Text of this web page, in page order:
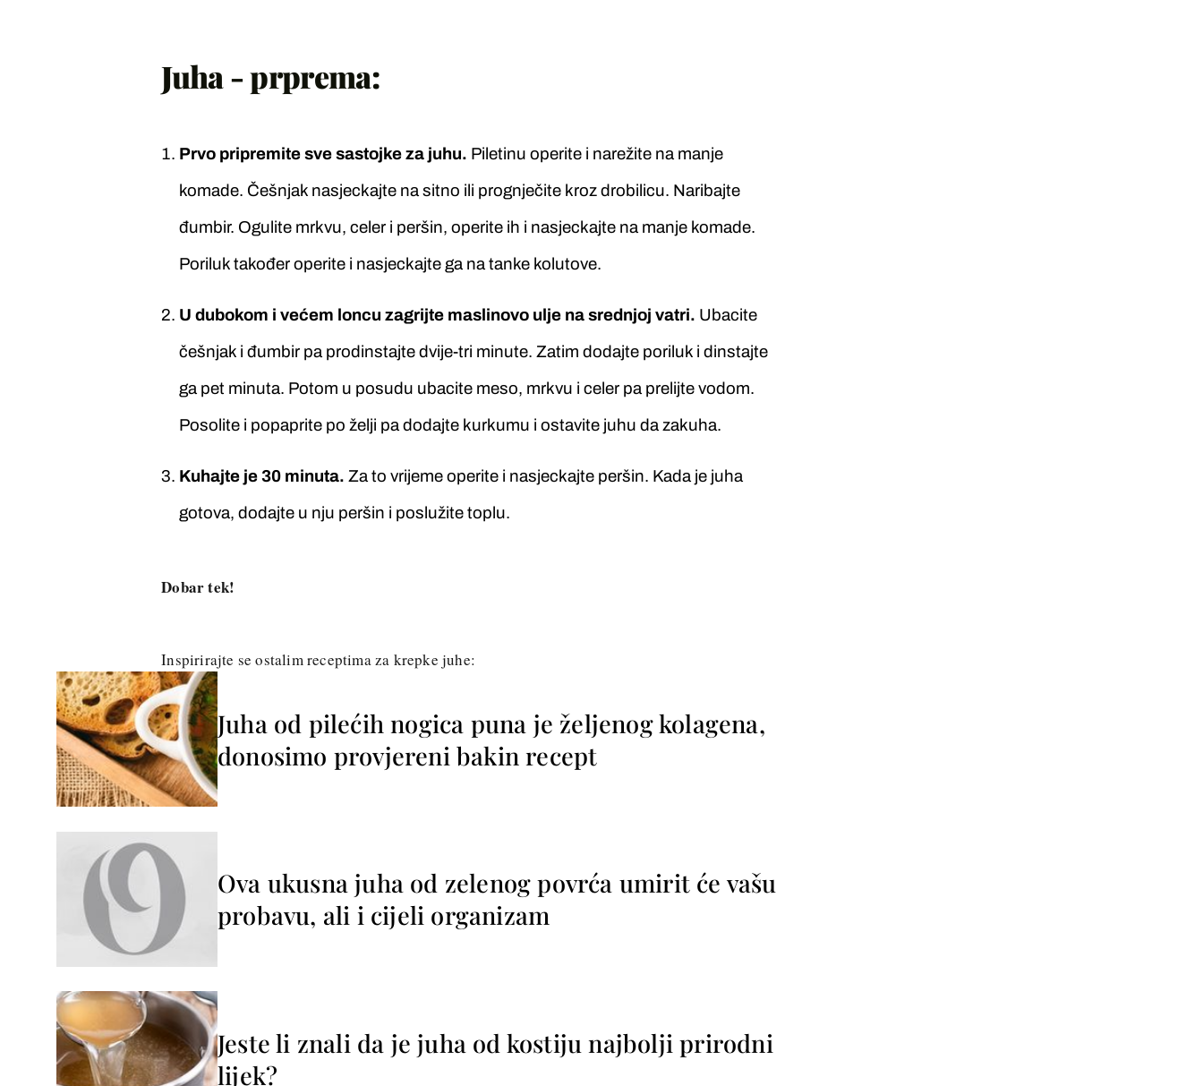
Juha - prprema:
Prvo pripremite sve sastojke za juhu. Piletinu operite i narežite na manje
komade. Češnjak nasjeckajte na sitno ili prognječite kroz drobilicu. Naribajte
đumbir. Ogulite mrkvu, celer i peršin, operite ih i nasjeckajte na manje komade.
Poriluk također operite i nasjeckajte ga na tanke kolutove.
U dubokom i većem loncu zagrijte maslinovo ulje na srednjoj vatri. Ubacite
češnjak i đumbir pa prodinstajte dvije-tri minute. Zatim dodajte poriluk i dinstajte
ga pet minuta. Potom u posudu ubacite meso, mrkvu i celer pa prelijte vodom.
Posolite i popaprite po želji pa dodajte kurkumu i ostavite juhu da zakuha.
Kuhajte je 30 minuta. Za to vrijeme operite i nasjeckajte peršin. Kada je juha
gotova, dodajte u nju peršin i poslužite toplu.
Dobar tek!
Inspirirajte se ostalim receptima za krepke juhe:
Juha od pilećih nogica puna je željenog kolagena,
donosimo provjereni bakin recept
Ova ukusna juha od zelenog povrća umirit će vašu
probavu, ali i cijeli organizam
Jeste li znali da je juha od kostiju najbolji prirodni
lijek?